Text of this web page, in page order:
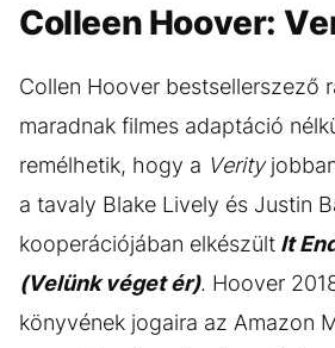
Colleen Hoover:
Collen Hoover bestsellerszező
maradnak filmes adaptáció
remélhetik, hogy a Verity
a tavaly Blake Lively és Justin
kooperációjában elkészült It
(Velünk véget ér). Hoover
könyvének jogaira az Amazon